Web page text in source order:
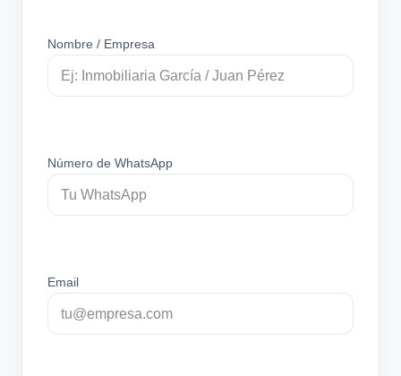
Nombre / Empresa
Número de WhatsApp
Email